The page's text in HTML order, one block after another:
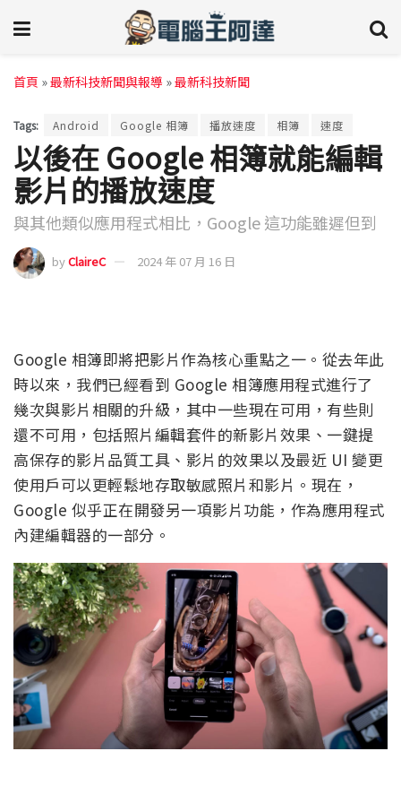
首頁 »最新科技新聞與報導 »最新科技新聞
Tags: Android Google 相簿 播放速度 相簿 速度
以後在 Google 相簿就能編輯
影片的播放速度
與其他類似應用程式相比，Google 這功能雖遲但到
byClaireC 2024 年 07 月 16 日
Google 相簿即將把影片作為核心重點之一。從去年此
時以來，我們已經看到 Google 相簿應用程式進行了
幾次與影片相關的升級，其中一些現在可用，有些則
還不可用，包括照片編輯套件的新影片效果、一鍵提
高保存的影片品質工具、影片的效果以及最近 UI 變更
使用戶可以更輕鬆地存取敏感照片和影片。現在，
Google 似乎正在開發另一項影片功能，作為應用程式
內建編輯器的一部分。